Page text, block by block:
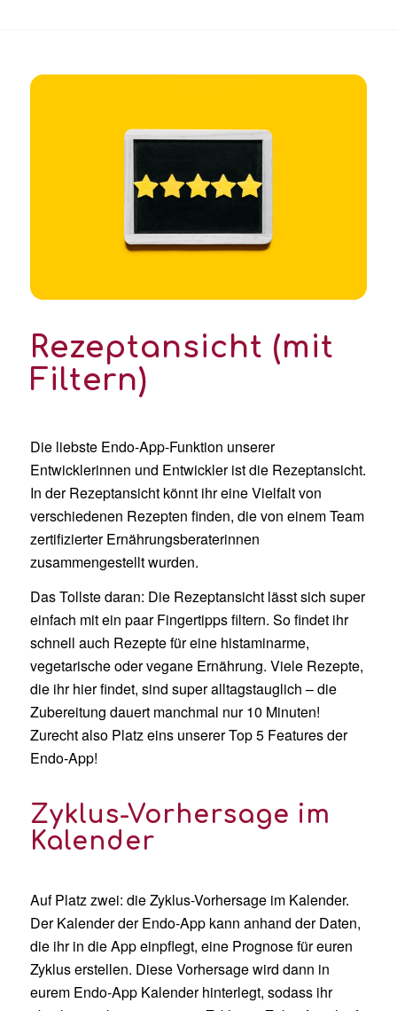
Rezeptansicht (mit
Filtern)
Die liebste Endo-App-Funktion unserer
Entwicklerinnen und Entwickler ist die Rezeptansicht.
In der Rezeptansicht könnt ihr eine Vielfalt von
verschiedenen Rezepten finden, die von einem Team
zertifizierter Ernährungsberaterinnen
zusammengestellt wurden.
Das Tollste daran: Die Rezeptansicht lässt sich super
einfach mit ein paar Fingertipps filtern. So findet ihr
schnell auch Rezepte für eine histaminarme,
vegetarische oder vegane Ernährung. Viele Rezepte,
die ihr hier findet, sind super alltagstauglich – die
Zubereitung dauert manchmal nur 10 Minuten!
Zurecht also Platz eins unserer Top 5 Features der
Endo-App!
Zyklus-Vorhersage im
Kalender
Auf Platz zwei: die Zyklus-Vorhersage im Kalender.
Der Kalender der Endo-App kann anhand der Daten,
die ihr in die App einpflegt, eine Prognose für euren
Zyklus erstellen. Diese Vorhersage wird dann in
eurem Endo-App Kalender hinterlegt, sodass ihr